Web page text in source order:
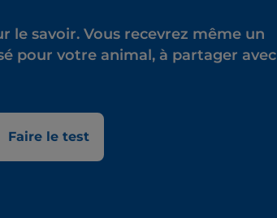
le savoir. Vous recevrez même un
pour votre animal, à partager avec
Faire le test